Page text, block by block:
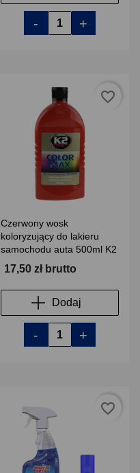
- +
Czerwony wosk
koloryzujący do lakieru
samochodu auta 500ml K2
17,50 zł brutto
Dodaj
- +
favorite_border
favorite_border